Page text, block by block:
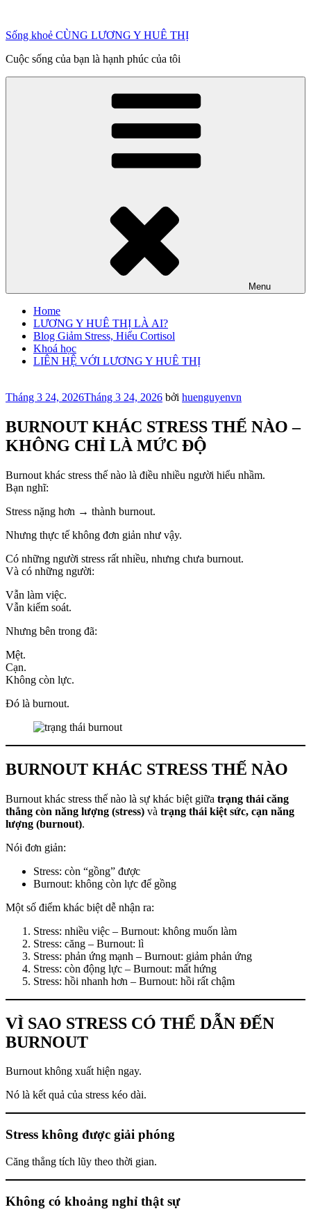
phần
dung
Sống khoẻ CÙNG LƯƠNG Y HUÊ THỊ
Cuộc sống của bạn là hạnh phúc của tôi
Menu
Home
LƯƠNG Y HUÊ THỊ LÀ AI?
Blog Giảm Stress, Hiểu Cortisol
Khoá học
LIÊN HỆ VỚI LƯƠNG Y HUÊ THỊ
Đăng
Tháng 3 24, 2026Tháng 3 24, 2026 bởi huenguyenvn
BURNOUT KHÁC STRESS THẾ NÀO –
KHÔNG CHỈ LÀ MỨC ĐỘ
Burnout khác stress thế nào là điều nhiều người hiểu nhầm.
Bạn nghĩ:
Stress nặng hơn → thành burnout.
Nhưng thực tế không đơn giản như vậy.
Có những người stress rất nhiều, nhưng chưa burnout.
Và có những người:
Vẫn làm việc.
Vẫn kiểm soát.
Nhưng bên trong đã:
Mệt.
Cạn.
Không còn lực.
Đó là burnout.
BURNOUT KHÁC STRESS THẾ NÀO
Burnout khác stress thế nào là sự khác biệt giữa trạng thái căng
thẳng còn năng lượng (stress) và trạng thái kiệt sức, cạn năng
lượng (burnout).
Nói đơn giản:
Stress: còn “gồng” được
Burnout: không còn lực để gồng
Một số điểm khác biệt dễ nhận ra:
Stress: nhiều việc – Burnout: không muốn làm
Stress: căng – Burnout: lì
Stress: phản ứng mạnh – Burnout: giảm phản ứng
Stress: còn động lực – Burnout: mất hứng
Stress: hồi nhanh hơn – Burnout: hồi rất chậm
VÌ SAO STRESS CÓ THỂ DẪN ĐẾN
BURNOUT
Burnout không xuất hiện ngay.
Nó là kết quả của stress kéo dài.
Stress không được giải phóng
Căng thẳng tích lũy theo thời gian.
Không có khoảng nghỉ thật sự